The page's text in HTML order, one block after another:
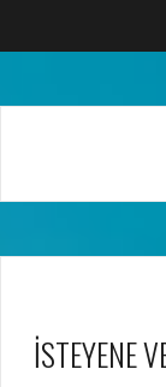
İSTEYENE